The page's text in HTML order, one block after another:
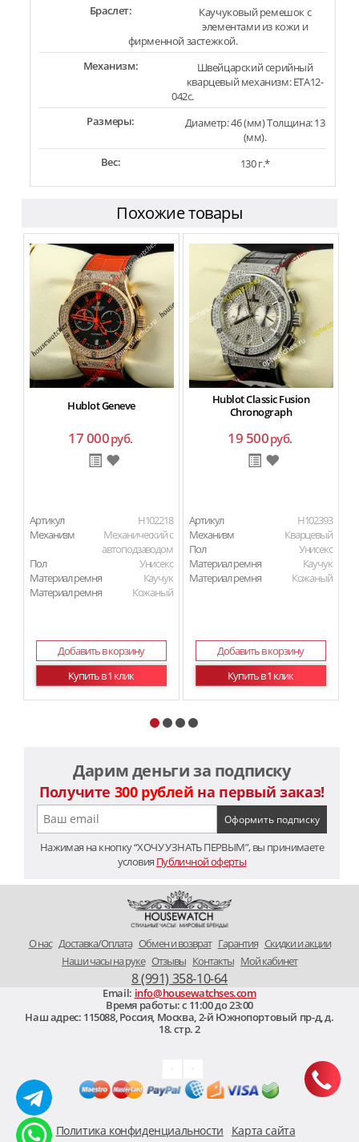
Браслет:
Каучуковый ремешок с
элементами из кожи и
фирменной застежкой.
Механизм:
Швейцарский серийный
кварцевый механизм: ETA12-
042c.
Размеры:
Диаметр: 46 (мм) Толщина: 13
(мм).
Вес:
130 г.*
Похожие товары
Hublot Geneve
17 000руб.
Артикул
H102218
Механизм
Механический с
автоподзаводом
Пол
Унисекс
Материал ремня
Каучук
Материал ремня
Кожаный
Добавить в корзину
Купить в 1 клик
Hublot Classic Fusion
Chronograph
19 500руб.
Артикул
H102393
Механизм
Кварцевый
Пол
Унисекс
Материал ремня
Каучук
Материал ремня
Кожаный
Добавить в корзину
Купить в 1 клик
Дарим деньги за подписку
Получите 300 рублей на первый заказ!
Нажимая на кнопку “ХОЧУ УЗНАТЬ ПЕРВЫМ”, вы принимаете
условия Публичной оферты
O нас Доставка/Оплата Обмен и возврат Гарантия Скидки и акции
Наши часы на руке Отзывы Контакты Мой кабинет
8 (991) 358-10-64
Политика конфиденциальности Карта сайта
Email: info@housewatchses.com
Время работы: c 11:00 до 23:00
Наш адрес: 115088, Россия, Москва 2-й Южнопортовый пр-д, д.
18. стр. 2